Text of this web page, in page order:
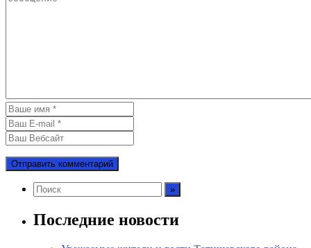
Последние новости